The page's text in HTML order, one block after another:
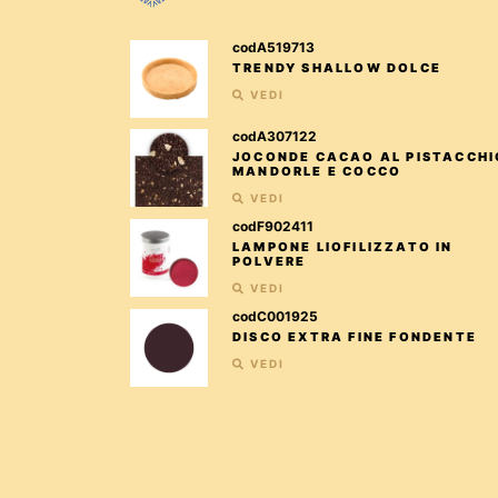
codA519713
TRENDY SHALLOW DOLCE
VEDI
codA307122
JOCONDE CACAO AL
MANDORLE E COCCO
VEDI
codF902411
LAMPONE LIOFILIZZATO IN
POLVERE
VEDI
codC001925
DISCO EXTRA FINE FONDENTE
VEDI